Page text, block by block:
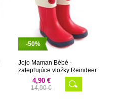
-50%
Jojo Maman Bébé -
zatepľujúce vložky Reindeer
4,90 €
14,90 €